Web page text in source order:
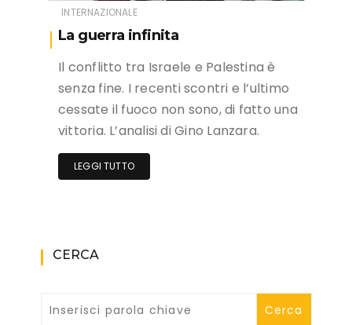
INTERNAZIONALE
La guerra infinita
Il conflitto tra Israele e Palestina è
senza fine. I recenti scontri e l’ultimo
cessate il fuoco non sono, di fatto una
vittoria. L’analisi di Gino Lanzara.
LEGGI TUTTO
CERCA